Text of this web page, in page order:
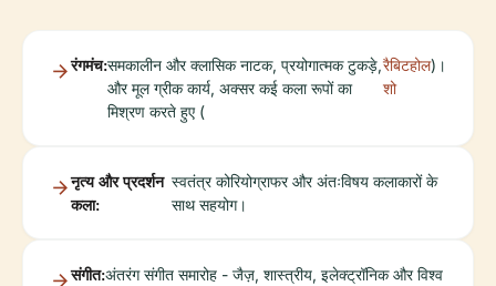
रंगमंच:समकालीन और क्लासिक नाटक, प्रयोगात्मक टुकड़े,
और मूल ग्रीक कार्य, अक्सर कई कला रूपों का
मिश्रण करते हुए (
रैबिटहोल
शो
)।
नृत्य और प्रदर्शन
कला:
स्वतंत्र कोरियोग्राफर और अंतःविषय कलाकारों के
साथ सहयोग।
संगीत:अंतरंग संगीत समारोह - जैज़, शास्त्रीय, इलेक्ट्रॉनिक और विश्व